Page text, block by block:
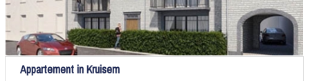
Appartement in Kruisem